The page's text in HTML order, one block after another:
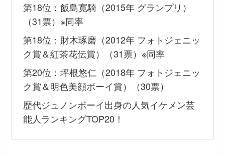
第18位：飯島寛騎（2015年 グランプリ）
（31票）※同率
第18位：財木琢磨（2012年 フォトジェニッ
ク賞＆紅茶花伝賞）（31票）※同率
第20位：坪根悠仁（2018年 フォトジェニッ
ク賞＆明色美顔ボーイ賞）（30票）
歴代ジュノンボーイ出身の人気イケメン芸
能人ランキングTOP20！